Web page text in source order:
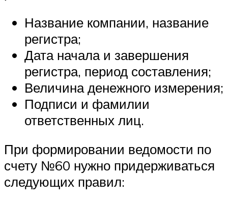
Название компании, название
регистра;
Дата начала и завершения
регистра, период составления;
Величина денежного измерения;
Подписи и фамилии
ответственных лиц.
При формировании ведомости по
счету №60 нужно придерживаться
следующих правил: